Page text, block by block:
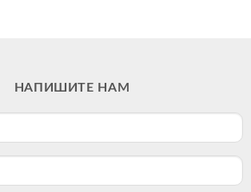
НАПИШИТЕ НАМ